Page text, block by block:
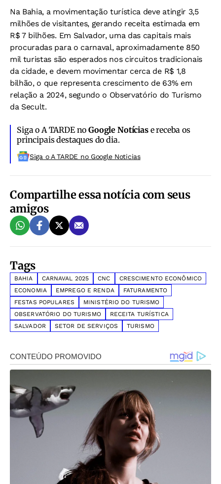
Na Bahia, a movimentação turística deve atingir 3,5
milhões de visitantes, gerando receita estimada em
R$ 7 bilhões. Em Salvador, uma das capitais mais
procuradas para o carnaval, aproximadamente 850
mil turistas são esperados nos circuitos tradicionais
da cidade, e devem movimentar cerca de R$ 1,8
bilhão, o que representa crescimento de 63% em
relação a 2024, segundo o Observatório do Turismo
da Secult.
Siga o A TARDE noGoogle Notíciase receba os
principais destaques do dia.
Siga o A TARDE no Google Noticias
Compartilhe essa notícia com seus
amigos
Tags
BAHIA CARNAVAL 2025 CNC
CRESCIMENTO ECONÔMICO
ECONOMIA
EMPREGO E RENDA
FATURAMENTO
FESTAS POPULARES
MINISTÉRIO DO TURISMO
OBSERVATÓRIO DO TURISMO
RECEITA TURÍSTICA
SALVADOR
SETOR DE SERVIÇOS TURISMO